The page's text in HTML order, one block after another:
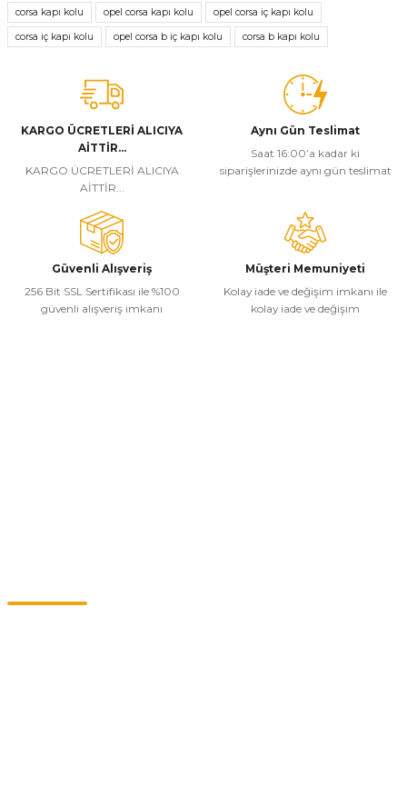
tarafımıza iletebilirsiniz.
Görüş ve önerileriniz için teşekkür ederiz.
Ürün resmi kalitesiz, bozuk veya görüntülenemiyor.
Ürün açıklamasında eksik bilgiler bulunuyor.
Ürün bilgilerinde hatalar bulunuyor.
Ürün fiyatı diğer sitelerden daha pahalı.
Bu ürüne benzer farklı alternatifler olmalı.
corsa kapı kolu
opel corsa kapı kolu opel corsa iç kapı kolu
corsa iç kapı kolu opel corsa b iç kapı kolu corsa b kapı kolu
KARGO ÜCRETLERİ ALICIYA
AİTTİR...
KARGO ÜCRETLERİ ALICIYA
AİTTİR...
Aynı Gün Teslimat
Saat 16:00’a kadar ki
siparişlerinizde aynı gün teslimat
Güvenli Alışveriş
256 Bit SSL Sertifikası ile %100
güvenli alışveriş imkanı
Müşteri Memuniyeti
Kolay iade ve değişim imkanı ile
kolay iade ve değişim